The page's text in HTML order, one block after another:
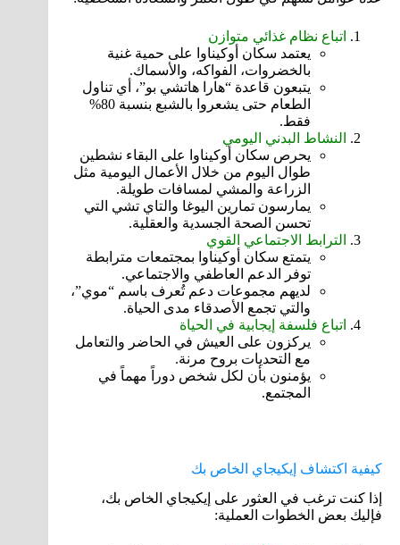
اتباع نظام غذائي متوازن
يعتمد سكان أوكيناوا على حمية غنية
بالخضروات، الفواكه، والأسماك.
يتبعون قاعدة “هارا هاتشي بو”، أي تناول
الطعام حتى يشعروا بالشبع بنسبة 80%
فقط.
النشاط البدني اليومي
يحرص سكان أوكيناوا على البقاء نشطين
طوال اليوم من خلال الأعمال اليومية مثل
الزراعة والمشي لمسافات طويلة.
يمارسون تمارين اليوغا والتاي تشي التي
تحسن الصحة الجسدية والعقلية.
الترابط الاجتماعي القوي
يتمتع سكان أوكيناوا بمجتمعات مترابطة
توفر الدعم العاطفي والاجتماعي.
لديهم مجموعات دعم تُعرف باسم “موي”،
والتي تجمع الأصدقاء مدى الحياة.
اتباع فلسفة إيجابية في الحياة
يركزون على العيش في الحاضر والتعامل
مع التحديات بروح مرنة.
يؤمنون بأن لكل شخص دوراً مهماً في
المجتمع.
كيفية اكتشاف إيكيجاي الخاص بك
إذا كنت ترغب في العثور على إيكيجاي الخاص بك،
فإليك بعض الخطوات العملية: